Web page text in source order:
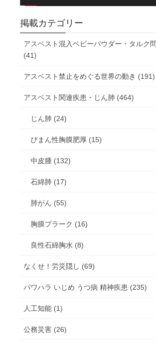
掲載カテゴリー
アスベスト混入ベビーパウダー・タルク
(41)
アスベスト禁止をめぐる世界の動き (191)
アスベスト関連疾患・じん肺 (464)
じん肺 (24)
びまん性胸膜肥厚 (15)
中皮腫 (132)
石綿肺 (17)
肺がん (55)
胸膜プラーク (16)
良性石綿胸水 (8)
なくせ！労災隠し (69)
パワハラ いじめ うつ病 精神疾患 (235)
人工知能 (1)
公務災害 (26)